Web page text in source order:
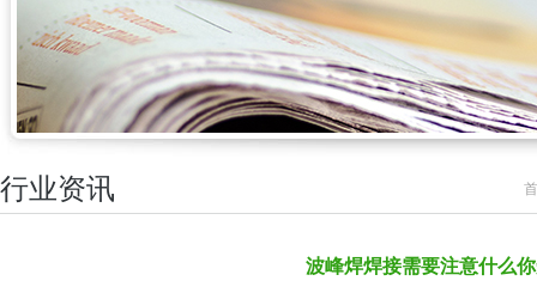
行业资讯
波峰焊焊接需要注意什么